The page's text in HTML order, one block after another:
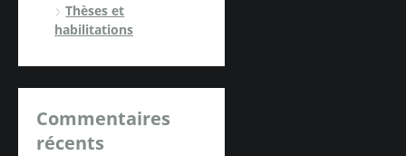
Thèses et
habilitations
Commentaires
récents